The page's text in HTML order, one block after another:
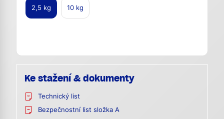
2,5 kg 10 kg
Ke stažení & dokumenty
Technický list
Bezpečnostní list složka A